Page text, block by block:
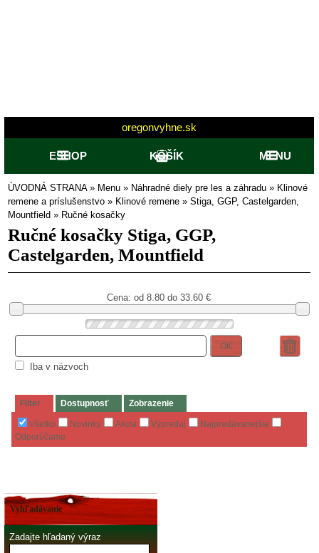
oregonvyhne.sk
ESHOP KOŠÍK MENU
ÚVODNÁ STRANA» Menu » Náhradné diely pre les a záhradu » Klinové
remene a príslušenstvo » Klinové remene » Stiga, GGP, Castelgarden,
Mountfield » Ručné kosačky
Ručné kosačky Stiga, GGP,
Castelgarden, Mountfield
Cena: od 8.80 do 33.60 €
OK
Iba v názvoch
Filter Dostupnosť Zobrazenie
Všetko Novinky Akcia Výpredaj
Najpredávanejšie
Odporúčame
Vyhľadávanie
Zadajte hľadaný výraz